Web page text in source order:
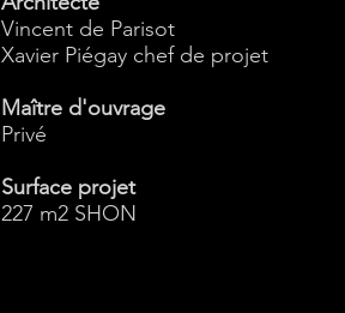
Vincent de Parisot
Xavier Piégay chef de projet
Maître d'ouvrage
Privé
Surface projet
227 m2 SHON